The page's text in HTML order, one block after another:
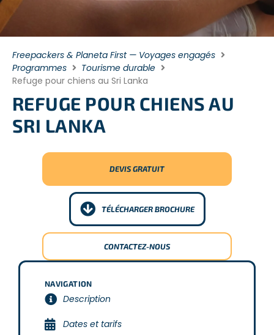
Freepackers & Planeta First — Voyages engagés
Programmes
Tourisme durable
Refuge pour chiens au Sri Lanka
REFUGE POUR CHIENS AU
SRI LANKA
DEVIS GRATUIT
TÉLÉCHARGER BROCHURE
CONTACTEZ-NOUS
NAVIGATION
Description
Dates et tarifs